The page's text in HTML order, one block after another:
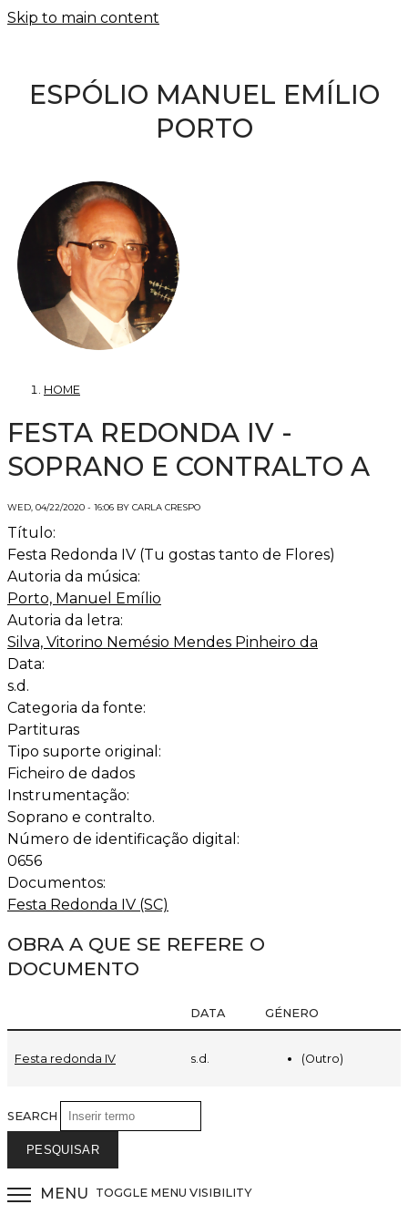
Skip to main content
ESPÓLIO MANUEL EMÍLIO
PORTO
HOME
FESTA REDONDA IV -
SOPRANO E CONTRALTO A
WED, 04/22/2020 - 16:06 BY CARLA CRESPO
Título:
Festa Redonda IV (Tu gostas tanto de Flores)
Autoria da música:
Porto, Manuel Emílio
Autoria da letra:
Silva, Vitorino Nemésio Mendes Pinheiro da
Data:
s.d.
Categoria da fonte:
Partituras
Tipo suporte original:
Ficheiro de dados
Instrumentação:
Soprano e contralto.
Número de identificação digital:
0656
Documentos:
Festa Redonda IV (SC)
OBRA A QUE SE REFERE O
DOCUMENTO
DATA GÉNERO
Festa redonda IV s.d. (Outro)
SEARCH
MENU TOGGLE MENU VISIBILITY